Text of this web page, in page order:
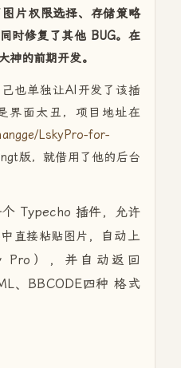
片权限选择、存储策略
时修复了其他 BUG。在
神的前期开发。
也单独让AI开发了该插
界面太丑，项目地址在
LskyPro-for-
版，就借用了他的后台
个 Typecho 插件，允许
直接粘贴图片 ，自动上
Pro），并自动返回
、BBCODE四种 格式